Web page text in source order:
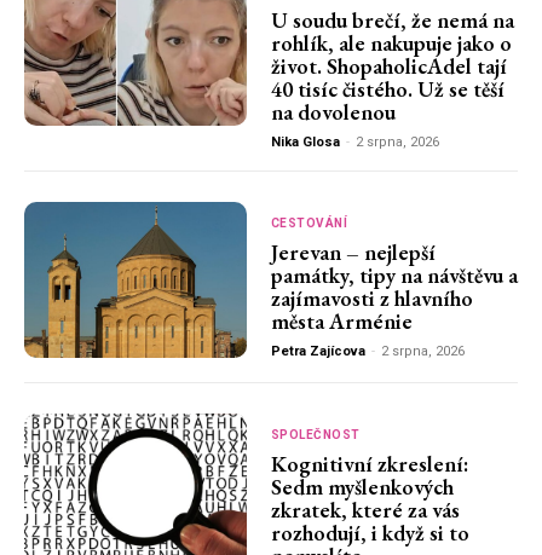
U soudu brečí, že nemá na
rohlík, ale nakupuje jako o
život. ShopaholicAdel tají
40 tisíc čistého. Už se těší
na dovolenou
Nika Glosa - 2 srpna, 2026
CESTOVÁNÍ
Jerevan – nejlepší
památky, tipy na návštěvu a
zajímavosti z hlavního
města Arménie
Petra Zajícova - 2 srpna, 2026
SPOLEČNOST
Kognitivní zkreslení:
Sedm myšlenkových
zkratek, které za vás
rozhodují, i když si to